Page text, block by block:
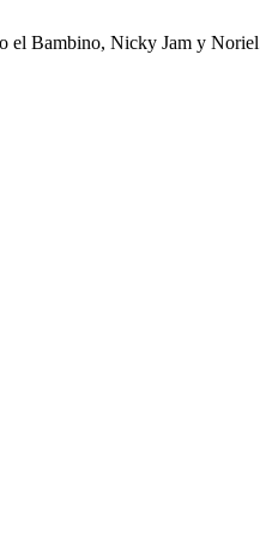
el Bambino, Nicky Jam y